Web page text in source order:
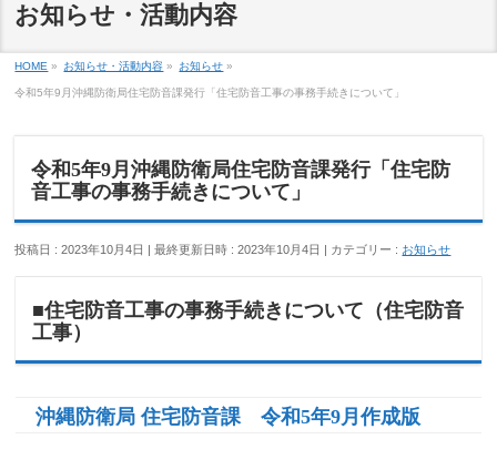
お知らせ・活動内容
HOME » お知らせ・活動内容 » お知らせ »
令和5年9月沖縄防衛局住宅防音課発行「住宅防音工事の事務手続きについて」
令和5年9月沖縄防衛局住宅防音課発行「住宅防
音工事の事務手続きについて」
投稿日 : 2023年10月4日 最終更新日時 : 2023年10月4日 カテゴリー : お知らせ
■住宅防音工事の事務手続きについて（住宅防音
工事）
沖縄防衛局 住宅防音課 令和5年9月作成版